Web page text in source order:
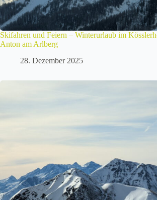
Skifahren und Feiern – Winterurlaub im
Anton am Arlberg
28. Dezember 2025